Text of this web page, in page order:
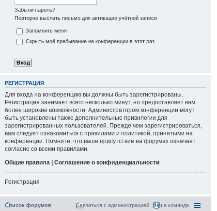
Забыли пароль?
Повторно выслать письмо для активации учётной записи
Запомнить меня
Скрыть моё пребывание на конференции в этот раз
РЕГИСТРАЦИЯ
Для входа на конференцию вы должны быть зарегистрированы.
Регистрация занимает всего несколько минут, но предоставляет вам
более широкие возможности. Администратором конференции могут
быть установлены также дополнительные привилегии для
зарегистрированных пользователей. Прежде чем зарегистрироваться,
вам следует ознакомиться с правилами и политикой, принятыми на
конференции. Помните, что ваше присутствие на форумах означает
согласие со всеми правилами.
Общие правила | Соглашение о конфиденциальности
Регистрация
Список форумов Наша команда
Связаться с администрацией